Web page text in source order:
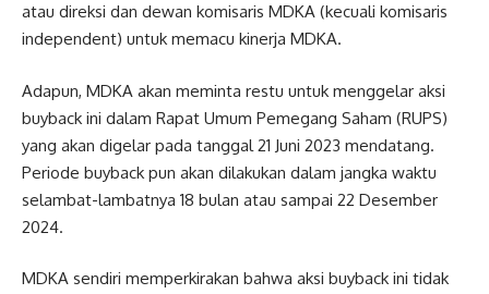
atau direksi dan dewan komisaris MDKA (kecuali komisaris
independent) untuk memacu kinerja MDKA.
Adapun, MDKA akan meminta restu untuk menggelar aksi
buyback ini dalam Rapat Umum Pemegang Saham (RUPS)
yang akan digelar pada tanggal 21 Juni 2023 mendatang.
Periode buyback pun akan dilakukan dalam jangka waktu
selambat-lambatnya 18 bulan atau sampai 22 Desember
2024.
MDKA sendiri memperkirakan bahwa aksi buyback ini tidak